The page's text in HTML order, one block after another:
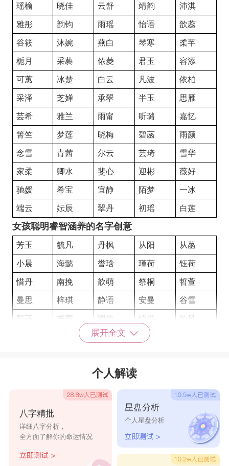
瑶榆 晓佳 云舒 靖韵 沛淇
雅彤 韵钧 雨瑶 怡语 歆蕊
谷筱 沐婉 燕白 琴寒 柔芊
栀月 采蕤 侬菱 君玉 容添
可蕙 冰楚 白云 凡波 依柏
采泽 芝婵 承翠 半玉 思雁
芸希 雅兰 雨甯 听璐 嘉忆
箐竺 梦莲 晓梅 碧菡 雨颜
念雪 青茜 尔云 芸琦 雪华
家柔 卿水 斐心 迎彬 薇好
驰媛 希宝 宜静 陌梦 一冰
端云 妘辰 翠丹 初瑶 白莲
女孩聪明睿智涵养的名字创意
芳玉 毓凡 丹枫 从阳 从菡
小晨 海懿 誉琀 瑾荷 钰荷
惜丹 南挽 歆萌 祭桐 哲萱
曼思 梓琪 静语 安曼 谷雪
碧菡 书蕾 园依 绮悦 歆风
代雁 如容
夏菡
知妍 昕然 琼桂 旭清
淑茜 俏钦
丹烟 采柳 羽菏
云灵 茜菲
展开全文
个人解读
八字精批
详细八字分析，
全方面了解你的命运情况
星盘分析
个人星盘分析